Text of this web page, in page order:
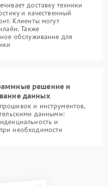
доставку техники
и качественный
Клиенты могут
Также
обслуживание для
решение и
данных
и инструментов,
данными:
и
необходимости